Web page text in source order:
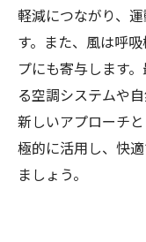
軽減につながり、
す。また、風は呼
プにも寄与します
る空調システムや
新しいアプローチ
極的に活用し、快
ましょう。